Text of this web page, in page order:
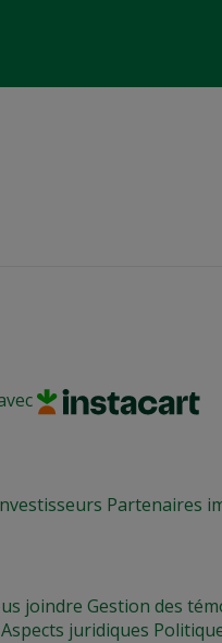
Partenaires
joindre Gestion des
Aspects juridiques